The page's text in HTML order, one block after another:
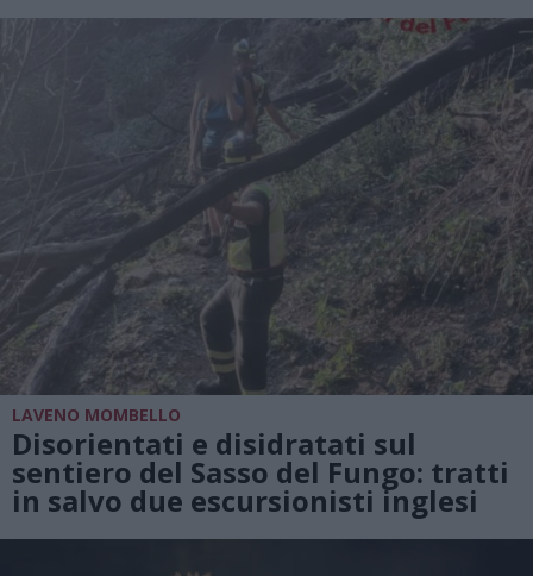
LAVENO MOMBELLO
Disorientati e disidratati sul
sentiero del Sasso del Fungo: tratti
in salvo due escursionisti inglesi